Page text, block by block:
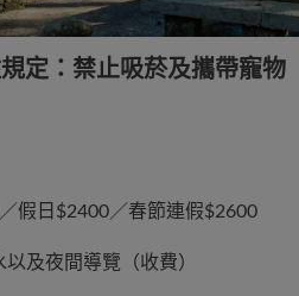
定：禁止吸菸及攜帶寵物
假日$2400／春節連假$2600
及夜間導覽（收費）